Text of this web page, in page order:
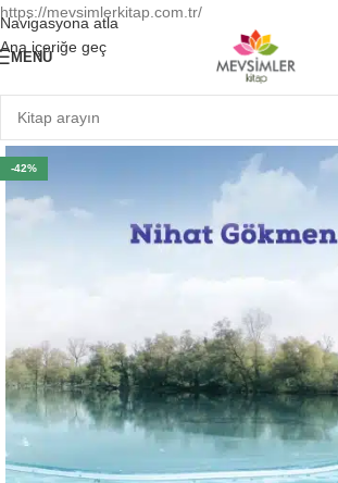
https://mevsimlerkitap.com.tr/
Navigasyona atla
Ana içeriğe geç
MENÜ
-42%